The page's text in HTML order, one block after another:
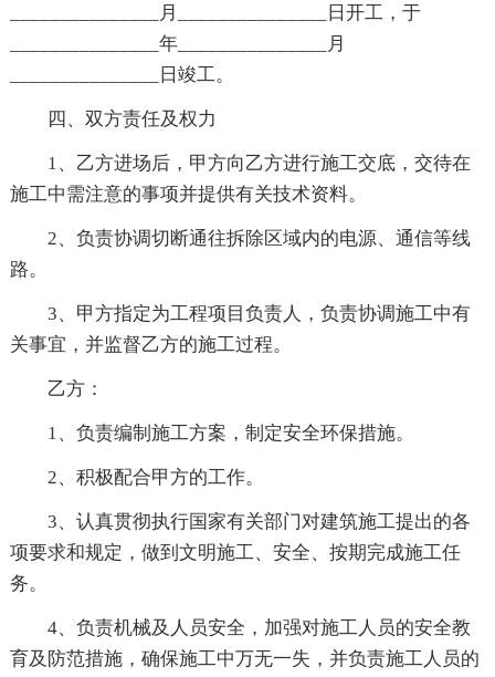
_______________月_______________日开工，于
_______________年_______________月
_______________日竣工。
四、双方责任及权力
1、乙方进场后，甲方向乙方进行施工交底，交待在
施工中需注意的事项并提供有关技术资料。
2、负责协调切断通往拆除区域内的电源、通信等线
路。
3、甲方指定为工程项目负责人，负责协调施工中有
关事宜，并监督乙方的施工过程。
乙方：
1、负责编制施工方案，制定安全环保措施。
2、积极配合甲方的工作。
3、认真贯彻执行国家有关部门对建筑施工提出的各
项要求和规定，做到文明施工、安全、按期完成施工任
务。
4、负责机械及人员安全，加强对施工人员的安全教
育及防范措施，确保施工中万无一失，并负责施工人员的